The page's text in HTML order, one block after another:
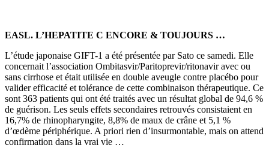
EASL. L’HEPATITE C ENCORE & TOUJOURS …
L’étude japonaise GIFT-1 a été présentée par Sato ce samedi. Elle
concernait l’association Ombitasvir/Paritoprevir/ritonavir avec ou
sans cirrhose et était utilisée en double aveugle contre placébo pour
valider efficacité et tolérance de cette combinaison thérapeutique. Ce
sont 363 patients qui ont été traités avec un résultat global de 94,6 %
de guérison. Les seuls effets secondaires retrouvés consistaient en
16,7% de rhinopharyngite, 8,8% de maux de crâne et 5,1 %
d’œdème périphérique. A priori rien d’insurmontable, mais on attend
confirmation dans la vrai vie …